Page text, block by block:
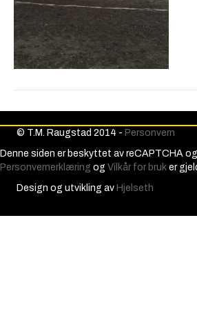
© T.M. Raugstad 2014 - Personvern
Denne siden er beskyttet av reCAPTCHA
Personvernerklæring og Vilkår for bruk er
Design og utvikling av Hjelseth